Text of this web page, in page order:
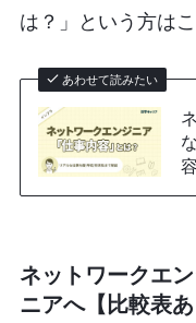
は？」という方は
あわせて読みたい
ネットワークエ
ニアへ【比較表あ